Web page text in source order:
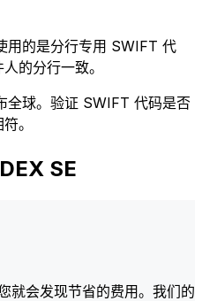
用的是分行专用 SWIFT 代
的分行一致。
全球。验证 SWIFT 代码是否
。
SE
就会发现节省的费用。我们的